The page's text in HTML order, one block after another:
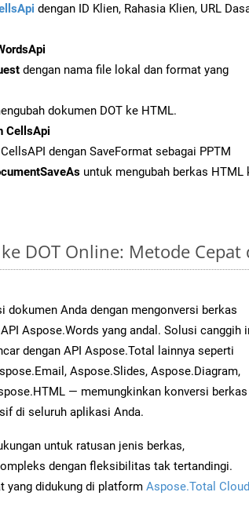
dengan ID Klien, Rahasia Klien, URL
dengan nama file lokal dan format yang
dokumen DOT ke HTML.
CellsApi
dengan SaveFormat sebagai PPTM
untuk mengubah berkas HTML
DOT Online: Metode
dokumen Anda dengan mengonversi berkas
Aspose.Words yang andal. Solusi canggih
dengan API Aspose.Total lainnya seperti
Aspose.Slides, Aspose.Diagram,
— memungkinkan konversi berkas
di seluruh aplikasi Anda.
untuk ratusan jenis berkas,
dengan fleksibilitas tak tertandingi.
yang didukung di platform Aspose.Total Cloud